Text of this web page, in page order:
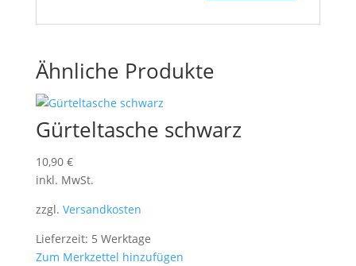
Ähnliche Produkte
Gürteltasche schwarz
10,90 €
inkl. MwSt.
zzgl. Versandkosten
Lieferzeit: 5 Werktage
Zum Merkzettel hinzufügen